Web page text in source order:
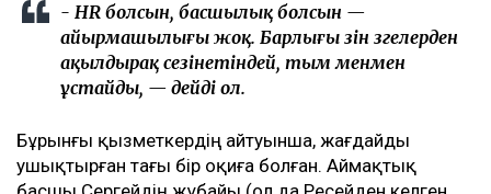
- HR болсын, басшылық болсын —
айырмашылығы жоқ. Барлығы өзін өзгелерден
ақылдырақ сезінетіндей, тым менмен
ұстайды, — дейді ол.
Бұрынғы қызметкердің айтуынша, жағдайды
ушықтырған тағы бір оқиға болған. Аймақтық